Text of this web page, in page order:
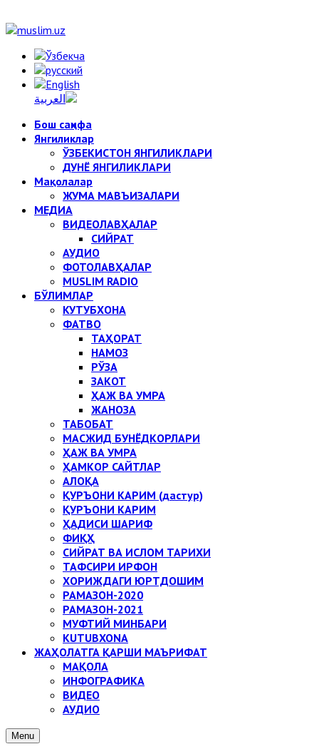
Бош саҳифа
Янгиликлар
ЎЗБЕКИСТОН ЯНГИЛИКЛАРИ
ДУНЁ ЯНГИЛИКЛАРИ
Мақолалар
ЖУМА МАВЪИЗАЛАРИ
МЕДИА
ВИДЕОЛАВҲАЛАР
СИЙРАТ
АУДИО
ФОТОЛАВҲАЛАР
MUSLIM RADIO
БЎЛИМЛАР
КУТУБХОНА
ФАТВО
ТАҲОРАТ
НАМОЗ
РЎЗА
ЗАКОТ
ҲАЖ ВА УМРА
ЖАНОЗА
ТАБОБАТ
МАСЖИД БУНЁДКОРЛАРИ
ҲАЖ ВА УМРА
ҲАМКОР САЙТЛАР
АЛОҚА
ҚУРЪОНИ КАРИМ (дастур)
ҚУРЪОНИ КАРИМ
ҲАДИСИ ШАРИФ
ФИҚҲ
СИЙРАТ ВА ИСЛОМ ТАРИХИ
ТАФСИРИ ИРФОН
ХОРИЖДАГИ ЮРТДОШИМ
РАМАЗОН-2020
РАМАЗОН-2021
МУФТИЙ МИНБАРИ
KUTUBXONA
ЖАҲОЛАТГА ҚАРШИ МАЪРИФАТ
МАҚОЛА
ИНФОГРАФИКА
ВИДЕО
АУДИО
Menu